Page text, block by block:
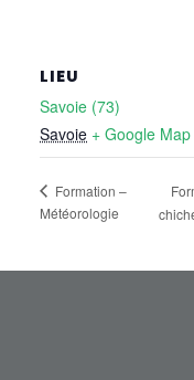
LIEU
Savoie (73)
Savoie + Google Map
Formation –
Météorologie